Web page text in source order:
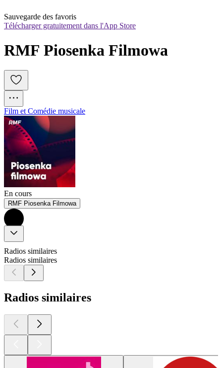
Sauvegarde des favoris
Télécharger gratuitement dans l'App Store
RMF Piosenka Filmowa
Film et Comédie musicale
En cours
RMF Piosenka Filmowa
Radios similaires
Radios similaires
Radios similaires